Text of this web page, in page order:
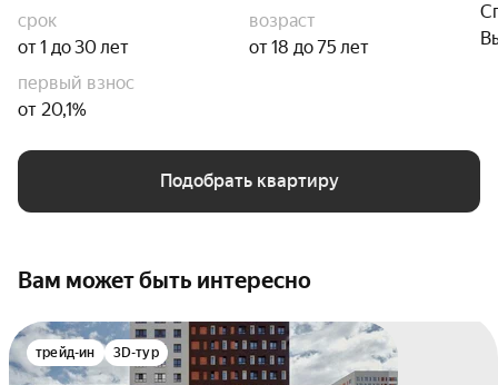
срок
от 1 до 30 лет
возраст
от 18 до 75 лет
первый взнос
от 20,1%
Подобрать квартиру
Вам может быть интересно
трейд-ин 3D-тур